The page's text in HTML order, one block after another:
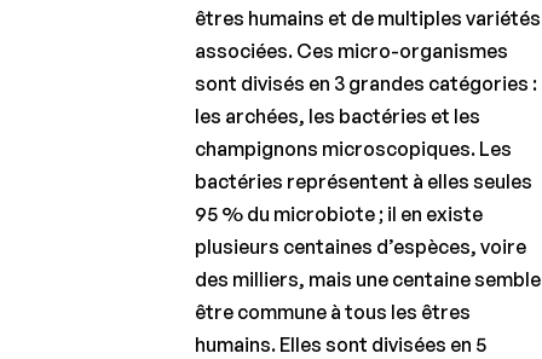
êtres humains et de multiples variétés
associées. Ces micro-organismes
sont divisés en 3 grandes catégories :
les archées, les bactéries et les
champignons microscopiques. Les
bactéries représentent à elles seules
95 % du microbiote ; il en existe
plusieurs centaines d’espèces, voire
des milliers, mais une centaine semble
être commune à tous les êtres
humains. Elles sont divisées en 5